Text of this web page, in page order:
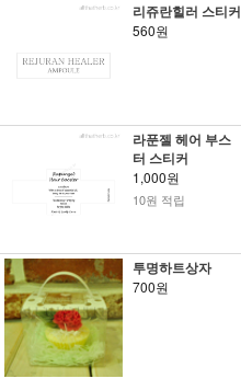
리쥬란힐러 스티커
560원
라푼젤 헤어 부스
터 스티커
1,000원
10원 적립
투명하트상자
700원